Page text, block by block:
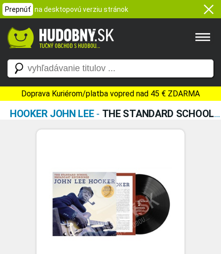
Prepnúť na desktopovú verziu stránok
Doprava Kuriérom/platba vopred nad 45 € ZDARMA
HOOKER JOHN LEE- THE STANDARD SCHOOL BROADCAST RECORDINGS